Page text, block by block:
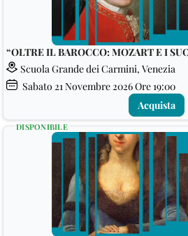
“OLTRE IL BAROCCO: MOZART E I
Scuola Grande dei Carmini, Venezia
Sabato 21Novembre 2026Ore 19:00
Acquista
DISPONIBILE